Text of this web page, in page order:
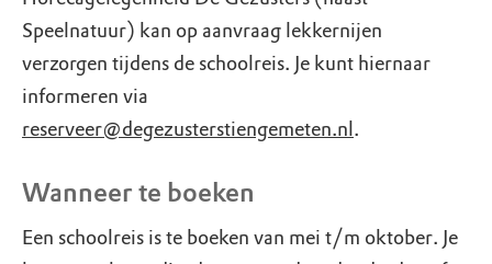
Speelnatuur) kan op aanvraag lekkernijen
verzorgen tijdens de schoolreis. Je kunt hiernaar
informeren via
reserveer@degezusterstiengemeten.nl .
Wanneer te boeken
Een schoolreis is te boeken van mei t/m oktober. Je